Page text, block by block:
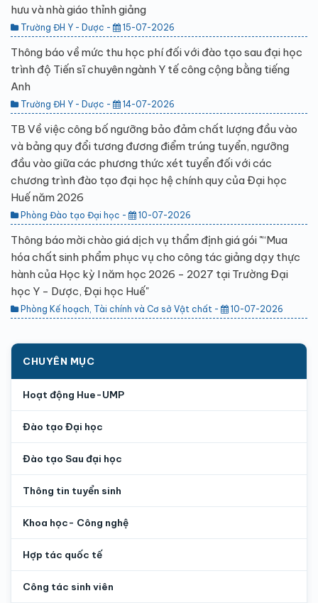
hưu và nhà giáo thỉnh giảng
Trường ĐH Y - Dược - 15-07-2026
Thông báo về mức thu học phí đối với đào tạo sau đại học
trình độ Tiến sĩ chuyên ngành Y tế công cộng bằng tiếng
Anh
Trường ĐH Y - Dược - 14-07-2026
TB Về việc công bố ngưỡng bảo đảm chất lượng đầu vào
và bảng quy đổi tương đương điểm trúng tuyển, ngưỡng
đầu vào giữa các phương thức xét tuyển đối với các
chương trình đào tạo đại học hệ chính quy của Đại học
Huế năm 2026
Phòng Đào tạo Đại học - 10-07-2026
Thông báo mời chào giá dịch vụ thẩm định giá gói "“Mua
hóa chất sinh phẩm phục vụ cho công tác giảng dạy thực
hành của Học kỳ I năm học 2026 - 2027 tại Trường Đại
học Y - Dược, Đại học Huế"
Phòng Kế hoạch, Tài chính và Cơ sở Vật chất - 10-07-2026
CHUYÊN MỤC
Hoạt động Hue-UMP
Đào tạo Đại học
Đào tạo Sau đại học
Thông tin tuyển sinh
Khoa học- Công nghệ
Hợp tác quốc tế
Công tác sinh viên